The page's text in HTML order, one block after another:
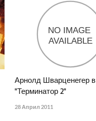
Арнолд Шварценегер в
"Терминатор 2"
28 Април 2011